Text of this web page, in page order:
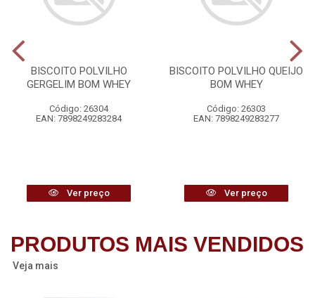
BISCOITO POLVILHO
GERGELIM BOM WHEY
Código: 26304
EAN: 7898249283284
Ver preço
BISCOITO POLVILHO QUEIJO
BOM WHEY
Código: 26303
EAN: 7898249283277
Ver preço
PRODUTOS MAIS VENDIDOS
Veja mais